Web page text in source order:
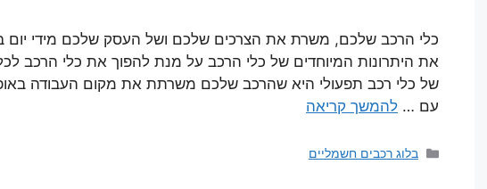
כלי הרכב שלכם, משרת את הצרכים שלכם ושל העסק שלכם מידי יום
את היתרונות המיוחדים של כלי הרכב על מנת להפוך את כלי הרכב
של כלי רכב תפעולי היא שהרכב שלכם משרתת את מקום העבודה באופן
עם … להמשך קריאה
בלוג רכבים חשמליים